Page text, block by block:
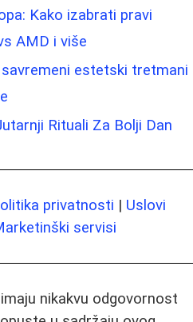
Kako izabrati pravi
AMD i više
estetski tretmani
Rituali Za Bolji Dan
privatnosti | Uslovi
servisi
nikakvu odgovornost